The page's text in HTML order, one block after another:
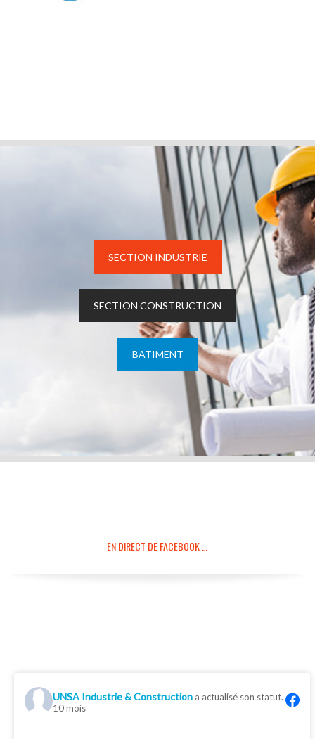
SECTION INDUSTRIE
SECTION CONSTRUCTION
BATIMENT
EN DIRECT DE FACEBOOK …
UNSA Industrie & Construction a actualisé son statut.
10 mois